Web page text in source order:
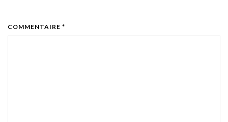
COMMENTAIRE *